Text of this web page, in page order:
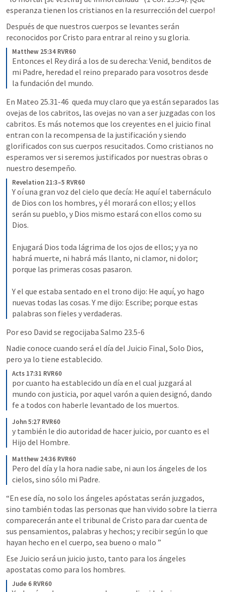
esperanza tienen los cristianos en la resurrección del cuerpo!
Después de que nuestros cuerpos se levantes serán
reconocidos por Cristo para entrar al reino y su gloria.
Matthew 25:34 RVR60
Entonces el Rey dirá a los de su derecha: Venid, benditos de
mi Padre, heredad el reino preparado para vosotros desde
la fundación del mundo.
En Mateo 25.31-46
  queda muy claro que ya están separados las
ovejas de los cabritos, las ovejas no van a ser juzgadas con los
cabritos. Es más notemos que los creyentes en el juicio final
entran con la recompensa de la justificación y siendo
glorificados con sus cuerpos resucitados. Como cristianos no
esperamos ver si seremos justificados por nuestras obras o
nuestro desempeño.
Revelation 21:3–5 RVR60
Y oí una gran voz del cielo que decía: He aquí el tabernáculo
de Dios con los hombres, y él morará con ellos; y ellos
serán su pueblo, y Dios mismo estará con ellos como su
Dios.
Enjugará Dios toda lágrima de los ojos de ellos; y ya no
habrá muerte, ni habrá más llanto, ni clamor, ni dolor;
porque las primeras cosas pasaron.
Y el que estaba sentado en el trono dijo: He aquí, yo hago
nuevas todas las cosas. Y me dijo: Escribe; porque estas
palabras son fieles y verdaderas.
Por eso David se regocijaba Salmo 23.5-6
Nadie conoce cuando será el día del Juicio Final, Solo Dios,
pero ya lo tiene establecido.
Acts 17:31 RVR60
por cuanto ha establecido un día en el cual juzgará al
mundo con justicia, por aquel varón a quien designó, dando
fe a todos con haberle levantado de los muertos.
John 5:27 RVR60
y también le dio autoridad de hacer juicio, por cuanto es el
Hijo del Hombre.
Matthew 24:36 RVR60
Pero del día y la hora nadie sabe, ni aun los ángeles de los
cielos, sino sólo mi Padre.
“En ese día, no solo los ángeles apóstatas serán juzgados,
sino también todas las personas que han vivido sobre la tierra
comparecerán ante el tribunal de Cristo para dar cuenta de
sus pensamientos, palabras y hechos; y recibir según lo que
hayan hecho en el cuerpo, sea bueno o malo ”
Ese Juicio será un juicio justo, tanto para los ángeles
apostatas como para los hombres.
Jude 6 RVR60